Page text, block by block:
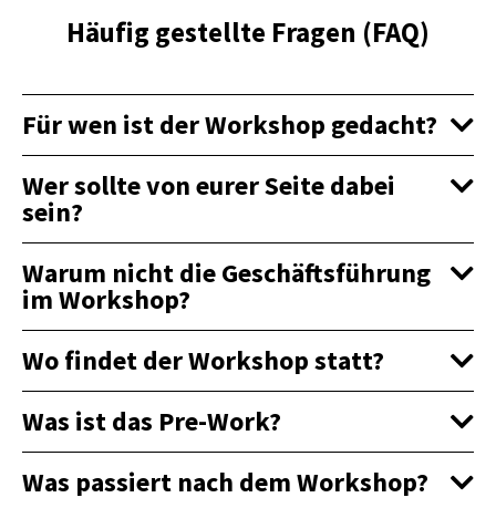
Häufig gestellte Fragen (FAQ)
Für wen ist der Workshop gedacht?
Wer sollte von eurer Seite dabei
sein?
Warum nicht die Geschäftsführung
im Workshop?
Wo findet der Workshop statt?
Was ist das Pre-Work?
Was passiert nach dem Workshop?